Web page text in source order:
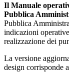
Il Manuale
Pubblica
Pubblica
indicazioni
realizzazione dei
La versione
design corrisponde